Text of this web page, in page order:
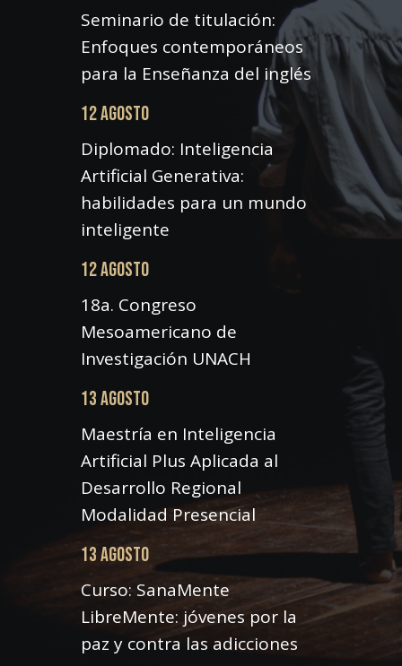
Seminario de titulación:
Enfoques contemporáneos
para la Enseñanza del inglés
12 AGOSTO
Diplomado: Inteligencia
Artificial Generativa:
habilidades para un mundo
inteligente
12 AGOSTO
18a. Congreso
Mesoamericano de
Investigación UNACH
13 AGOSTO
Maestría en Inteligencia
Artificial Plus Aplicada al
Desarrollo Regional
Modalidad Presencial
13 AGOSTO
Curso: SanaMente
LibreMente: jóvenes por la
paz y contra las adicciones